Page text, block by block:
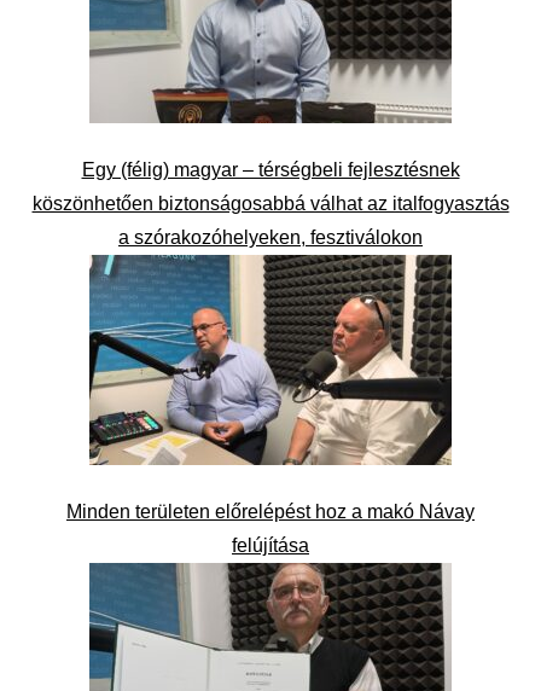
Egy (félig) magyar – térségbeli fejlesztésnek
köszönhetően biztonságosabbá válhat az italfogyasztás
a szórakozóhelyeken, fesztiválokon
Minden területen előrelépést hoz a makó Návay
felújítása